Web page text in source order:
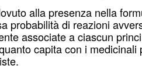
alla presenza nella
probabilità di reazioni
associate a ciascun
capita con i medicinali